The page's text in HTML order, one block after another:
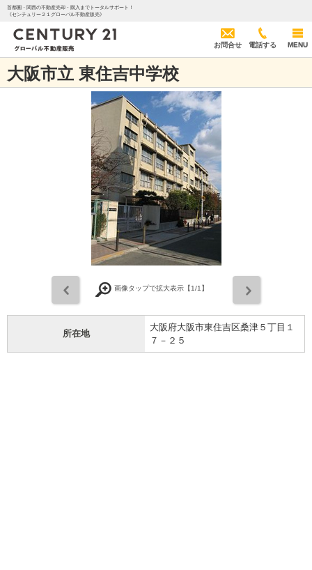
首都圏・関西の不動産売却・購入までトータルサポート！
《センチュリー２１グローバル不動産販売》
お問合せ 電話する MENU
大阪市立 東住吉中学校
画像タップで拡大表示【1/1】
所在地
大阪府大阪市東住吉区桑津５丁目１
７－２５